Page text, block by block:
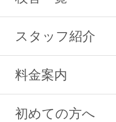
スタッフ紹介
料金案内
初めての方へ